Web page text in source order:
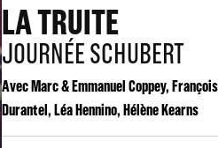
LA TRUITE
JOURNÉE SCHUBERT
Avec Marc & Emmanuel Coppey,
Durantel, Léa Hennino, Hélène Kearns